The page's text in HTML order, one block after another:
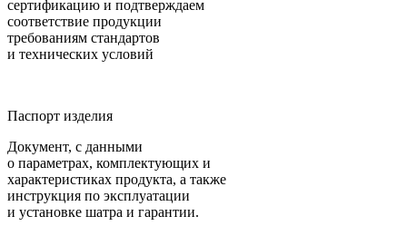
сертификацию и подтверждаем
соответствие продукции
требованиям стандартов
и технических условий
Паспорт изделия
Документ, с данными
о параметрах, комплектующих и
характеристиках продукта, а также
инструкция по эксплуатации
и установке шатра и гарантии.